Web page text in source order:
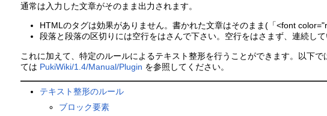
通常は入力した文章がそのまま出力されます。
HTMLのタグは効果がありません。書かれた文章はそのまま(「<font
段落と段落の区切りには空行をはさんで下さい。空行をはさまず、連続し
これに加えて、特定のルールによるテキスト整形を行うことができます。以下
ては PukiWiki/1.4/Manual/Plugin を参照してください。
テキスト整形のルール
ブロック要素